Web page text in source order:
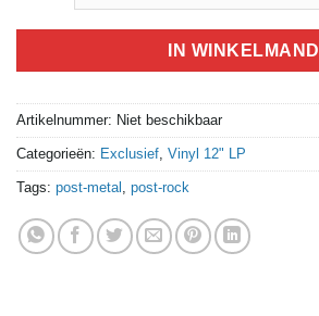
IN WINKELMAND
Artikelnummer: Niet beschikbaar
Categorieën: Exclusief Vinyl 12" LP
Tags: post-metal post-rock